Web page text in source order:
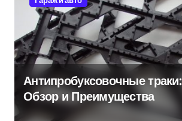
Антипробуксовочные траки:
Обзор и Преимущества